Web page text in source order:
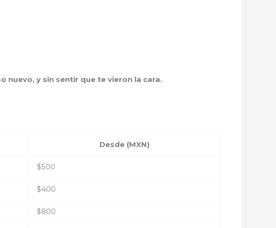
nuevo, y sin sentir que te vieron la cara.
Desde (MXN)
$500
$400
$800